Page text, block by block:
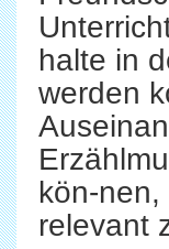
halte in
werden
kön-
relevant